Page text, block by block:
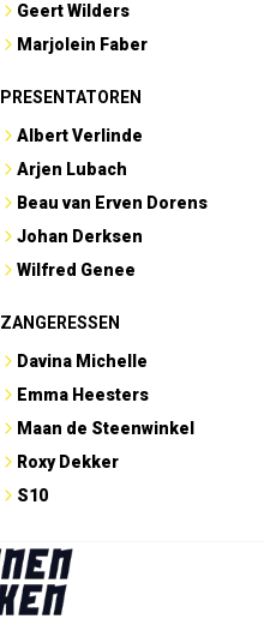
Geert Wilders
Marjolein Faber
PRESENTATOREN
Albert Verlinde
Arjen Lubach
Beau van Erven Dorens
Johan Derksen
Wilfred Genee
ZANGERESSEN
Davina Michelle
Emma Heesters
Maan de Steenwinkel
Roxy Dekker
S10